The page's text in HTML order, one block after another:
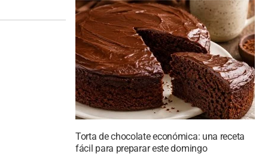
Torta de chocolate económica: una receta
fácil para preparar este domingo